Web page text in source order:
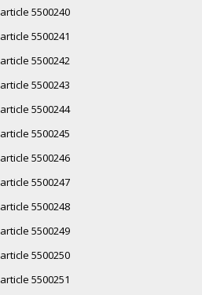
article 5500240
article 5500241
article 5500242
article 5500243
article 5500244
article 5500245
article 5500246
article 5500247
article 5500248
article 5500249
article 5500250
article 5500251